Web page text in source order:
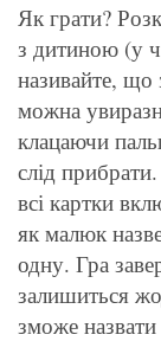
Як грати?
з дитиною (у
називайте, що
можна
клацаючи
слід
всі картки
як малюк
одну. Гра
залишиться
зможе назвати